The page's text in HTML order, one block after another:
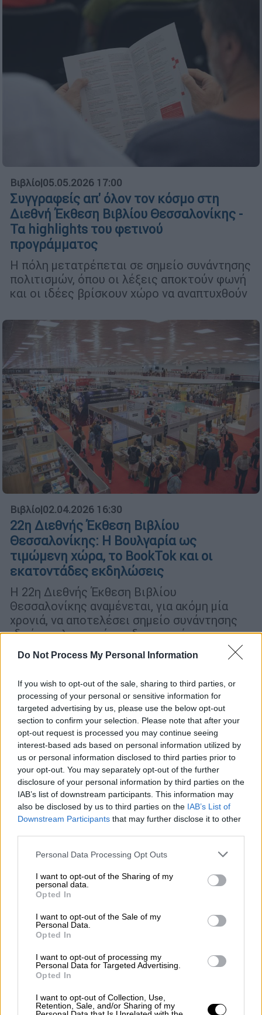
Do Not Process My Personal Information
If you wish to opt-out of the sale, sharing to third parties, or
processing of your personal or sensitive information for
targeted advertising by us, please use the below opt-out
section to confirm your selection. Please note that after your
opt-out request is processed you may continue seeing
interest-based ads based on personal information utilized by
us or personal information disclosed to third parties prior to
your opt-out. You may separately opt-out of the further
disclosure of your personal information by third parties on the
IAB’s list of downstream participants. This information may
also be disclosed by us to third parties on the IAB’s List of
Downstream Participants that may further disclose it to other
Please note that this website/app uses one or more Google
not limited to your visit or usage behaviour. You may click to
grant or deny consent to Google and its third-party tags to
use your data for below specified purposes in below Google
consent section.
Personal Data Processing Opt Outs
I want to opt-out of the Sharing of my
personal data.
Opted In
I want to opt-out of the Sale of my
Personal Data.
Opted In
I want to opt-out of processing my
Personal Data for Targeted Advertising.
Opted In
I want to opt-out of Collection, Use,
Retention, Sale, and/or Sharing of my
Βιβλίο|05.05.2026 17:00
Συγγραφείς απ' όλον τον κόσμο στη
Διεθνή Έκθεση Βιβλίου Θεσσαλονίκης -
Τα highlights του φετινού
προγράμματος
Η πόλη μετατρέπεται σε σημείο συνάντησης
πολιτισμών, όπου οι λέξεις αποκτούν φωνή
και οι ιδέες βρίσκουν χώρο να αναπτυχθούν
Βιβλίο|02.04.2026 16:30
22η Διεθνής Έκθεση Βιβλίου
Θεσσαλονίκης: Η Βουλγαρία ως
τιμώμενη χώρα, το BookTok και οι
εκατοντάδες εκδηλώσεις
Η 22η Διεθνής Έκθεση Βιβλίου
Θεσσαλονίκης αναμένεται, για ακόμη μία
χρονιά, να αποτελέσει σημείο συνάντησης
ιδεών, πολιτισμού και δημιουργίας,
επιβεβαιώνοντας τον ρόλο της ως ένα από
τα σημαντικότερα γεγονότα για το βιβλίο
Βιβλίο|25.04.2023 14:44
«Τα ορφανά Ελληνόπουλα του 1821»-Ο
καθηγητής του ΑΠΘ Ιάκωβος
Μιχαηλίδης παρουσιάζει το νέο του
βιβλίο
σε κάποιους από τους ιερούς τόπους του